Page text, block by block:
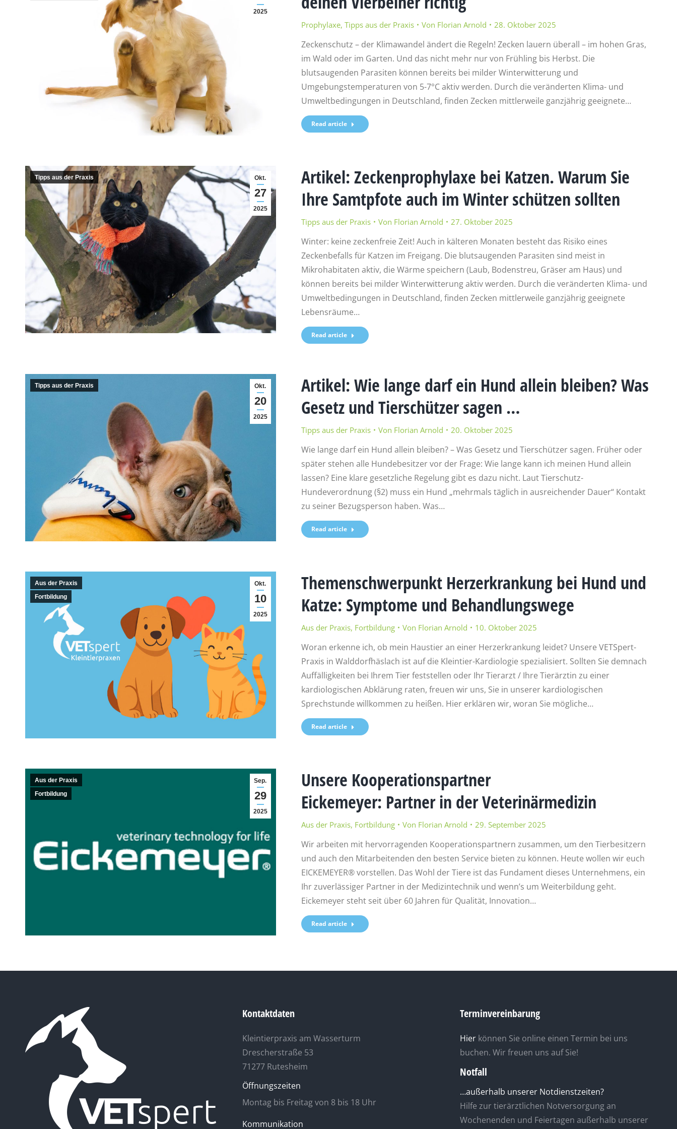
2025
Prophylaxe, Tipps aus der Praxis Von Florian Arnold 28. Oktober 2025
Zeckenschutz – der Klimawandel ändert die Regeln! Zecken lauern überall – im hohen Gras,
im Wald oder im Garten. Und das nicht mehr nur von Frühling bis Herbst. Die
blutsaugenden Parasiten können bereits bei milder Winterwitterung und
Umgebungstemperaturen von 5-7°C aktiv werden. Durch die veränderten Klima- und
Umweltbedingungen in Deutschland, finden Zecken mittlerweile ganzjährig geeignete…
Read article
Okt.
27
2025
Tipps aus der Praxis
Artikel: Zeckenprophylaxe bei Katzen. Warum Sie
Ihre Samtpfote auch im Winter schützen sollten
Tipps aus der Praxis Von Florian Arnold 27. Oktober 2025
Winter: keine zeckenfreie Zeit! Auch in kälteren Monaten besteht das Risiko eines
Zeckenbefalls für Katzen im Freigang. Die blutsaugenden Parasiten sind meist in
Mikrohabitaten aktiv, die Wärme speichern (Laub, Bodenstreu, Gräser am Haus) und
können bereits bei milder Winterwitterung aktiv werden. Durch die veränderten Klima- und
Umweltbedingungen in Deutschland, finden Zecken mittlerweile ganzjährig geeignete
Lebensräume…
Read article
Okt.
20
2025
Tipps aus der Praxis
Artikel: Wie lange darf ein Hund allein bleiben? Was
Gesetz und Tierschützer sagen …
Tipps aus der Praxis Von Florian Arnold 20. Oktober 2025
Wie lange darf ein Hund allein bleiben? – Was Gesetz und Tierschützer sagen. Früher oder
später stehen alle Hundebesitzer vor der Frage: Wie lange kann ich meinen Hund allein
lassen? Eine klare gesetzliche Regelung gibt es dazu nicht. Laut Tierschutz-
Hundeverordnung (§2) muss ein Hund „mehrmals täglich in ausreichender Dauer“ Kontakt
zu seiner Bezugsperson haben. Was…
Read article
Okt.
10
2025
Aus der Praxis
Fortbildung
Themenschwerpunkt Herzerkrankung bei Hund und
Katze: Symptome und Behandlungswege
Aus der Praxis, Fortbildung Von Florian Arnold 10. Oktober 2025
Woran erkenne ich, ob mein Haustier an einer Herzerkrankung leidet? Unsere VETSpert-
Praxis in Walddorfhäslach ist auf die Kleintier-Kardiologie spezialisiert. Sollten Sie demnach
Auffälligkeiten bei Ihrem Tier feststellen oder Ihr Tierarzt / Ihre Tierärztin zu einer
kardiologischen Abklärung raten, freuen wir uns, Sie in unserer kardiologischen
Sprechstunde willkommen zu heißen. Hier erklären wir, woran Sie mögliche…
Read article
Sep.
29
2025
Aus der Praxis
Fortbildung
Unsere Kooperationspartner
Eickemeyer: Partner in der Veterinärmedizin
Aus der Praxis, Fortbildung Von Florian Arnold 29. September 2025
Wir arbeiten mit hervorragenden Kooperationspartnern zusammen, um den Tierbesitzern
und auch den Mitarbeitenden den besten Service bieten zu können. Heute wollen wir euch
EICKEMEYER® vorstellen. Das Wohl der Tiere ist das Fundament dieses Unternehmens, ein
Ihr zuverlässiger Partner in der Medizintechnik und wenn’s um Weiterbildung geht.
Eickemeyer steht seit über 60 Jahren für Qualität, Innovation…
Read article
Kontaktdaten
Kleintierpraxis am Wasserturm
Drescherstraße 53
71277 Rutesheim
Öffnungszeiten
Montag bis Freitag von 8 bis 18 Uhr
Kommunikation
Terminvereinbarung
Hierkönnen Sie online einen Termin bei uns
buchen. Wir freuen uns auf Sie!
Notfall
…außerhalb unserer Notdienstzeiten?
Hilfe zur tierärztlichen Notversorgung an
Wochenenden und Feiertagen außerhalb unserer